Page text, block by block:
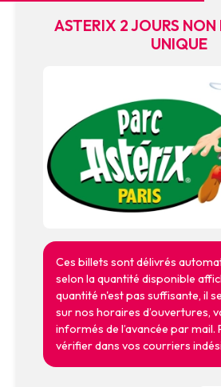
ASTERIX 2 JOURS NON
UNIQUE
Ces billets sont délivrés
selon la quantité disponible
quantité n'est pas suffisante, il
sur nos horaires d’ouvertures,
informés de l’avancée par mail.
vérifier dans vos courriers